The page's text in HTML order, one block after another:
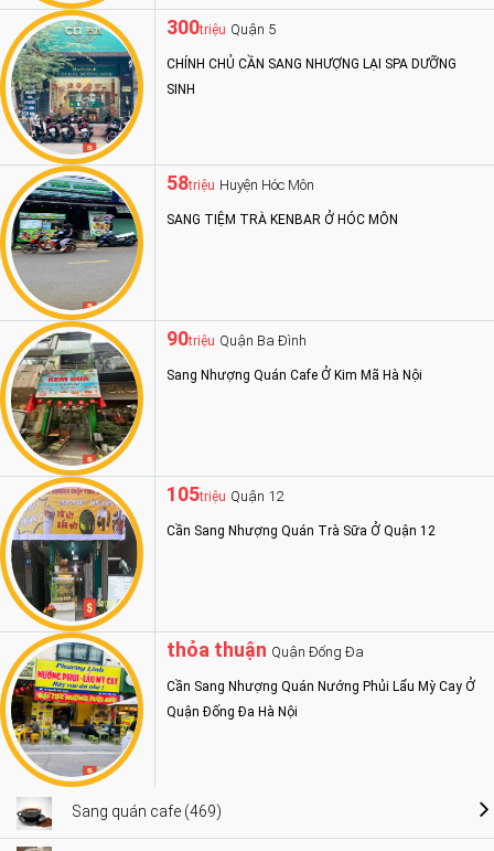
300triệu Quận 5
CHÍNH CHỦ CẦN SANG NHƯỢNG LẠI SPA DƯỠNG
SINH
58triệu Huyện Hóc Môn
SANG TIỆM TRÀ KENBAR Ở HÓC MÔN
90triệu Quận Ba Đình
Sang Nhượng Quán Cafe Ở Kim Mã Hà Nội
105triệu Quận 12
Cần Sang Nhượng Quán Trà Sữa Ở Quận 12
thỏa thuận Quận Đống Đa
Cần Sang Nhượng Quán Nướng Phủi Lẩu Mỳ Cay Ở
Quận Đống Đa Hà Nội
Sang quán cafe (469)